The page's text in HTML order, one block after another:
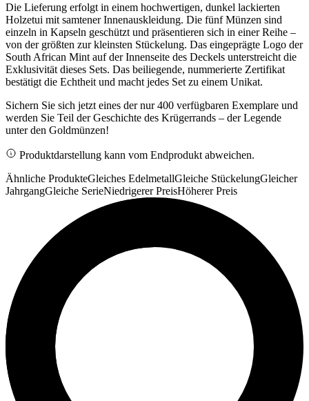
Die Lieferung erfolgt in einem hochwertigen, dunkel lackierten
Holzetui mit samtener Innenauskleidung. Die fünf Münzen sind
einzeln in Kapseln geschützt und präsentieren sich in einer Reihe –
von der größten zur kleinsten Stückelung. Das eingeprägte Logo der
South African Mint auf der Innenseite des Deckels unterstreicht die
Exklusivität dieses Sets. Das beiliegende, nummerierte Zertifikat
bestätigt die Echtheit und macht jedes Set zu einem Unikat.
Sichern Sie sich jetzt eines der nur 400 verfügbaren Exemplare und
werden Sie Teil der Geschichte des Krügerrands – der Legende
unter den Goldmünzen!
Produktdarstellung kann vom Endprodukt abweichen.
Ähnliche ProdukteGleiches EdelmetallGleiche StückelungGleicher
JahrgangGleiche SerieNiedrigerer PreisHöherer Preis